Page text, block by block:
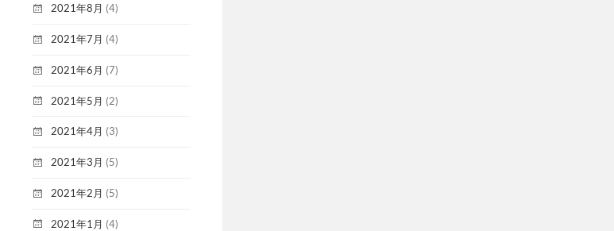
2021年8月 (4)
2021年7月 (4)
2021年6月 (7)
2021年5月 (2)
2021年4月 (3)
2021年3月 (5)
2021年2月 (5)
2021年1月 (4)